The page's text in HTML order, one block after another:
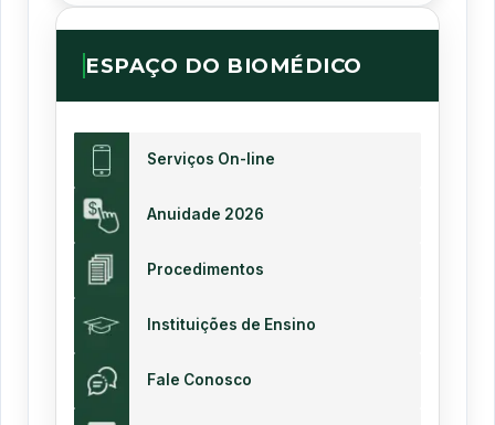
ESPAÇO DO BIOMÉDICO
Serviços On-line
Anuidade 2026
Procedimentos
Instituições de Ensino
Fale Conosco